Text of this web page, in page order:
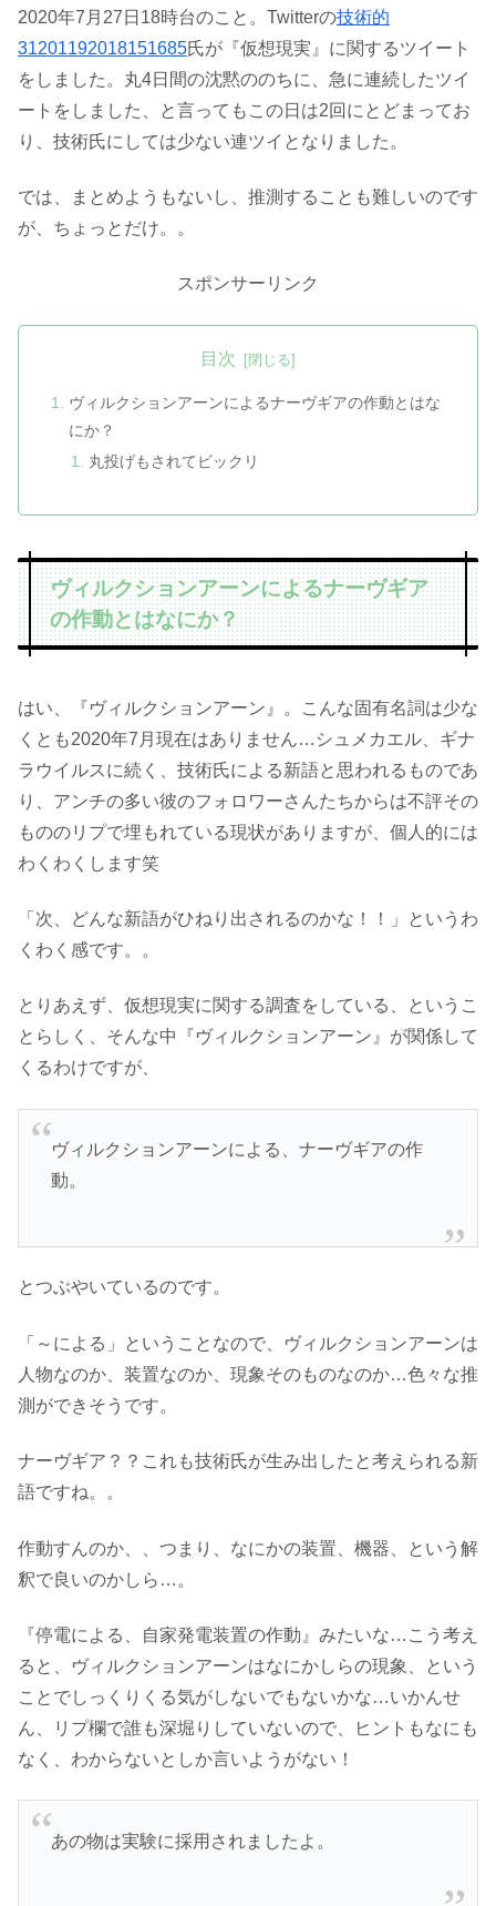
2020年7月27日18時台のこと。Twitterの技術的
31201192018151685氏が『仮想現実』に関するツイート
をしました。丸4日間の沈黙ののちに、急に連続したツイ
ートをしました、と言ってもこの日は2回にとどまってお
り、技術氏にしては少ない連ツイとなりました。
では、まとめようもないし、推測することも難しいのです
が、ちょっとだけ。。
スポンサーリンク
目次
ヴィルクションアーンによるナーヴギアの作動とはな
にか？
丸投げもされてビックリ
ヴィルクションアーンによるナーヴギア
の作動とはなにか？
はい、『ヴィルクションアーン 』。こんな固有名詞は少な
くとも2020年7月現在はありません…シュメカエル、ギナ
ラウイルスに続く、技術氏による新語と思われるものであ
り、アンチの多い彼のフォロワーさんたちからは不評その
もののリプで埋もれている現状がありますが、個人的には
わくわくします笑
「次、どんな新語がひねり出されるのかな！！」というわ
くわく感です。。
とりあえず、仮想現実に関する調査をしている、というこ
とらしく、そんな中『 ヴィルクションアーン』が関係して
くるわけですが、
ヴィルクションアーンによる、ナーヴギアの作
動。
とつぶやいているのです。
「～による」ということなので、
ヴィルクションアーンは
人物なのか、装置なのか、現象そのものなのか…色々な推
測ができそうです。
ナーヴギア？？これも技術氏が生み出したと考えられる新
語ですね。。
作動すんのか、、つまり、なにかの装置、機器、という解
釈で良いのかしら…。
『停電による、自家発電装置の作動』みたいな…こう考え
ると、
ヴィルクションアーンはなにかしらの現象、という
ことでしっくりくる気がしないでもないかな…いかんせ
ん、リプ欄で誰も深堀りしていないので、ヒントもなにも
なく、わからないとしか言いようがない！
あの物は実験に採用されましたよ。